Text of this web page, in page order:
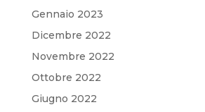
Gennaio 2023
Dicembre 2022
Novembre 2022
Ottobre 2022
Giugno 2022